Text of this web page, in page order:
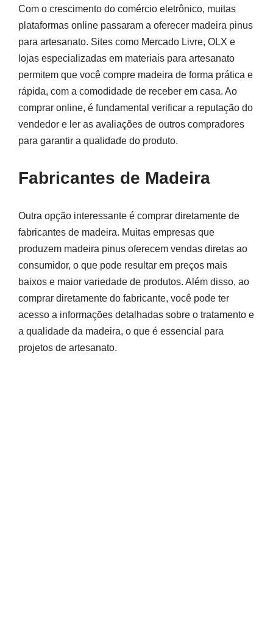
Com o crescimento do comércio eletrônico, muitas
plataformas online passaram a oferecer madeira pinus
para artesanato. Sites como Mercado Livre, OLX e
lojas especializadas em materiais para artesanato
permitem que você compre madeira de forma prática e
rápida, com a comodidade de receber em casa. Ao
comprar online, é fundamental verificar a reputação do
vendedor e ler as avaliações de outros compradores
para garantir a qualidade do produto.
Fabricantes de Madeira
Outra opção interessante é comprar diretamente de
fabricantes de madeira. Muitas empresas que
produzem madeira pinus oferecem vendas diretas ao
consumidor, o que pode resultar em preços mais
baixos e maior variedade de produtos. Além disso, ao
comprar diretamente do fabricante, você pode ter
acesso a informações detalhadas sobre o tratamento e
a qualidade da madeira, o que é essencial para
projetos de artesanato.